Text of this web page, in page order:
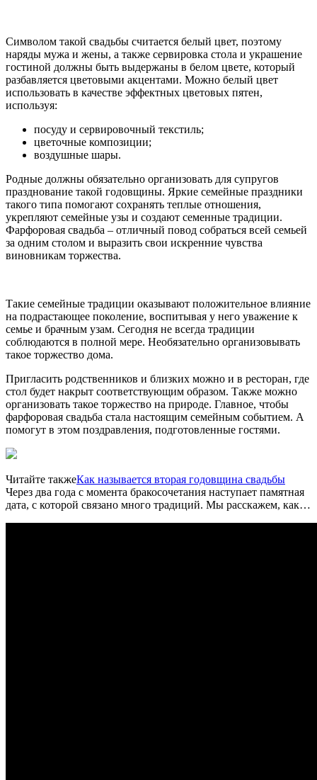
Символом такой свадьбы считается белый цвет, поэтому
наряды мужа и жены, а также сервировка стола и украшение
гостиной должны быть выдержаны в белом цвете, который
разбавляется цветовыми акцентами. Можно белый цвет
использовать в качестве эффектных цветовых пятен,
используя:
посуду и сервировочный текстиль;
цветочные композиции;
воздушные шары.
Родные должны обязательно организовать для супругов
празднование такой годовщины. Яркие семейные праздники
такого типа помогают сохранять теплые отношения,
укрепляют семейные узы и создают семенные традиции.
Фарфоровая свадьба – отличный повод собраться всей семьей
за одним столом и выразить свои искренние чувства
виновникам торжества.
Такие семейные традиции оказывают положительное влияние
на подрастающее поколение, воспитывая у него уважение к
семье и брачным узам. Сегодня не всегда традиции
соблюдаются в полной мере. Необязательно организовывать
такое торжество дома.
Пригласить родственников и близких можно и в ресторан, где
стол будет накрыт соответствующим образом. Также можно
организовать такое торжество на природе. Главное, чтобы
фарфоровая свадьба стала настоящим семейным событием. А
помогут в этом поздравления, подготовленные гостями.
Читайте такжеКак называется вторая годовщина свадьбы
Через два года с момента бракосочетания наступает памятная
дата, с которой связано много традиций. Мы расскажем, как…